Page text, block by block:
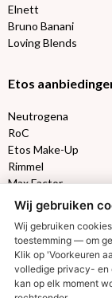
Elnett
Bruno Banani
Loving Blends
Etos
Neutrogena
RoC
Etos Make-Up
Rimmel
Max Factor
Etos
Aussie
Gillette
Gezichtsverzorging
Wij gebruiken
Wij gebruiken
toestemming — om
Klik op 'Voorkeuren
volledige privacy- en
kan op elk moment